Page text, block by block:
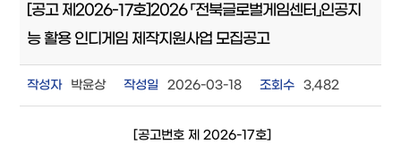
[공고 제2026-17호]2026 「전북글로벌게임센터」인공지
능 활용 인디게임 제작지원사업 모집공고
작성자 박윤상 작성일 2026-03-18 조회수 3,482
[공고번호 제 2026-17호]